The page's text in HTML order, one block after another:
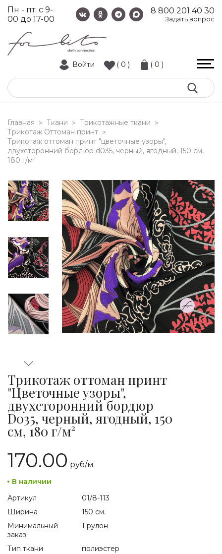
8 800 201 40 30
Задать вопрос
Пн - пт: с 9-
00 до 17-00
Войти ( 0 ) ( 0 )
Главная > Ткани > Трикотажные ткани >
Трикотаж Оттоман принт >
трикотаж оттоман принт "цветочные узоры",
двухсторонний бордюр d035, черный, ягодный, 150 см,
180 г/м²
Трикотаж оттоман принт
"Цветочные узоры",
двухсторонний бордюр
D035, черный, ягодный, 150
см, 180 г/м²
170.00 руб/м
В наличии
Артикул
01/8-113
Ширина
150 см.
Минимальный
заказ
1 рулон
Тип ткани полиэстер